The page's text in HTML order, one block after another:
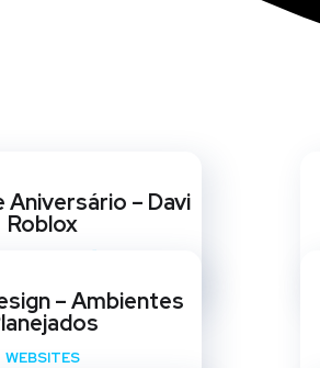
Aniversário – Davi
Roblox
– Ambientes
WEBSITES